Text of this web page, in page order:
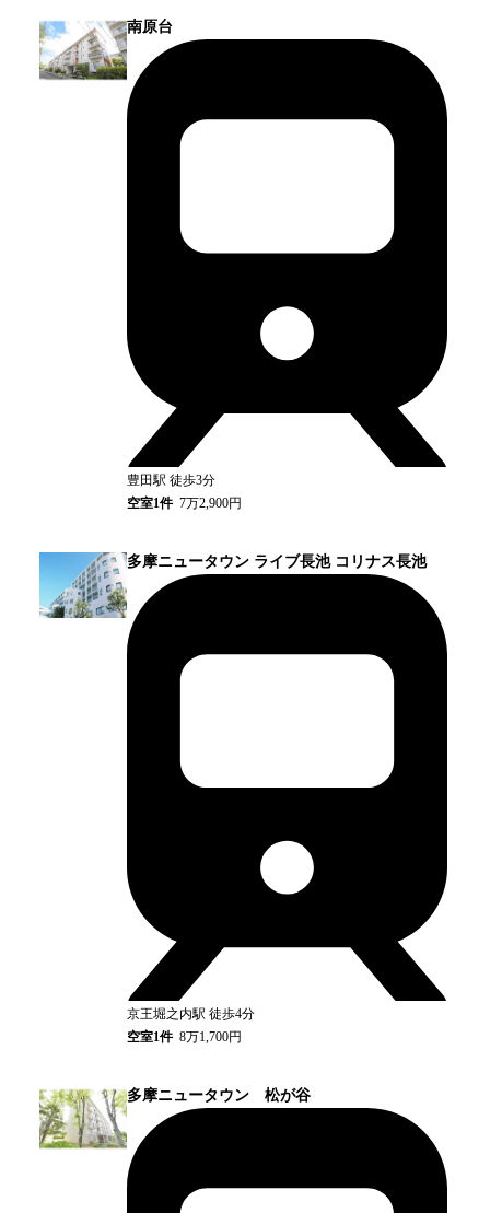
南原台
豊田駅 徒歩3分
空室1件 7万2,900円
多摩ニュータウン ライブ長池 コリナス長池
京王堀之内駅 徒歩4分
空室1件 8万1,700円
多摩ニュータウン 松が谷